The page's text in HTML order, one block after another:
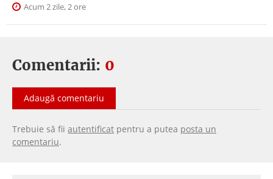
Acum 2 zile, 2 ore
Comentarii: 0
Adaugă comentariu
Trebuie să fii autentificat pentru a putea posta un
comentariu.